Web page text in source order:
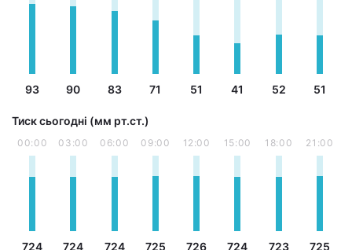
93 90 83 71 51 41 52 51
Тиск сьогодні (мм рт.ст.)
00:00
724
03:00
724
06:00
724
09:00
725
12:00
726
15:00
724
18:00
723
21:00
725